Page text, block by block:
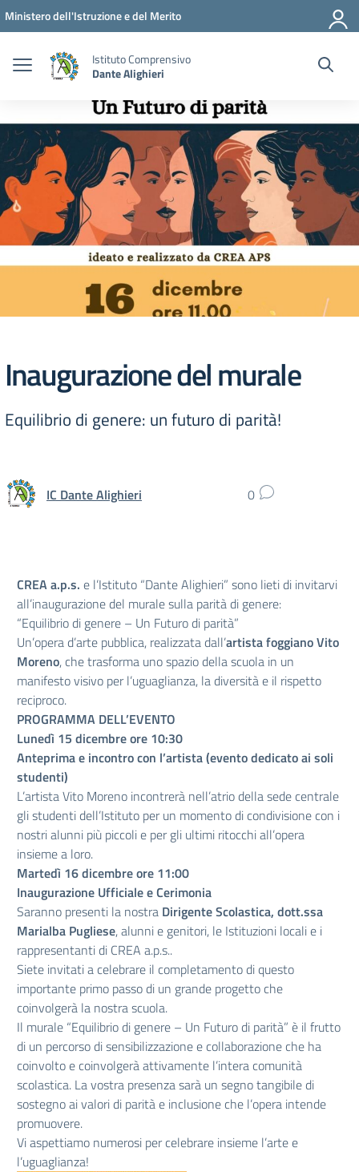
Vai ai contenuti
Vai al menu di navigazione
Vai al footer
Ministero dell'Istruzione e del Merito
Istituto Comprensivo
Dante Alighieri
Inaugurazione del murale
Equilibrio di genere: un futuro di parità!
IC Dante Alighieri 0
CREA a.p.s. e l’Istituto “Dante Alighieri” sono lieti di invitarvi
all’inaugurazione del murale sulla parità di genere:
“Equilibrio di genere – Un Futuro di parità”
Un’opera d’arte pubblica, realizzata dall’artista foggiano Vito
Moreno, che trasforma uno spazio della scuola in un
manifesto visivo per l’uguaglianza, la diversità e il rispetto
reciproco.
PROGRAMMA DELL’EVENTO
Lunedì 15 dicembre ore 10:30
Anteprima e incontro con l’artista (evento dedicato ai soli
studenti)
L’artista Vito Moreno incontrerà nell’atrio della sede centrale
gli studenti dell’Istituto per un momento di condivisione con i
nostri alunni più piccoli e per gli ultimi ritocchi all’opera
insieme a loro.
Martedì 16 dicembre ore 11:00
Inaugurazione Ufficiale e Cerimonia
Saranno presenti la nostra Dirigente Scolastica, dott.ssa
Marialba Pugliese, alunni e genitori, le Istituzioni locali e i
rappresentanti di CREA a.p.s..
Siete invitati a celebrare il completamento di questo
importante primo passo di un grande progetto che
coinvolgerà la nostra scuola.
Il murale “Equilibrio di genere – Un Futuro di parità” è il frutto
di un percorso di sensibilizzazione e collaborazione che ha
coinvolto e coinvolgerà attivamente l’intera comunità
scolastica. La vostra presenza sarà un segno tangibile di
sostegno ai valori di parità e inclusione che l’opera intende
promuovere.
Vi aspettiamo numerosi per celebrare insieme l’arte e
l’uguaglianza!